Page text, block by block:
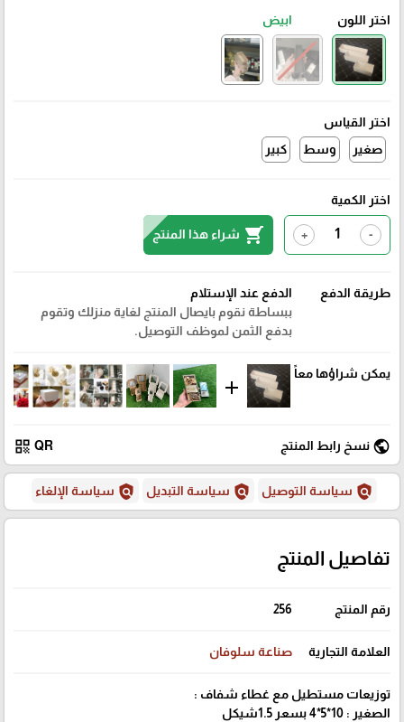
اختر اللون ابيض
اختر القياس
صغير
وسط كبير
اختر الكمية
-
+
shopping_cart شراء هذا المنتج
طريقة الدفع
الدفع عند الإستلام
ببساطة نقوم بايصال المنتج لغاية منزلك وتقوم
بدفع الثمن لموظف التوصيل.
يمكن شراؤها معاً
add
public نسخ رابط المنتج QR
qr_code
policy سياسة التوصيل policy سياسة التبديل policy سياسة الإلغاء
تفاصيل المنتج
رقم المنتج 256
العلامة التجارية صناعة سلوفان
توزيعات مستطيل مع غطاء شفاف :
الصغير : 10*5*4 بسعر 1.5شيكل